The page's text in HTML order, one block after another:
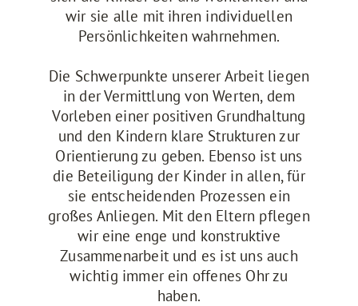
wir sie alle mit ihren individuellen
Persönlichkeiten wahrnehmen.
Die Schwerpunkte unserer Arbeit liegen
in der Vermittlung von Werten, dem
Vorleben einer positiven Grundhaltung
und den Kindern klare Strukturen zur
Orientierung zu geben. Ebenso ist uns
die Beteiligung der Kinder in allen, für
sie entscheidenden Prozessen ein
großes Anliegen. Mit den Eltern pflegen
wir eine enge und konstruktive
Zusammenarbeit und es ist uns auch
wichtig immer ein offenes Ohr zu
haben.